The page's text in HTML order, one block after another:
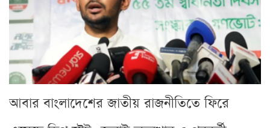
আবার বাংলাদেশের জাতীয় রাজনীতিতে ফিরে